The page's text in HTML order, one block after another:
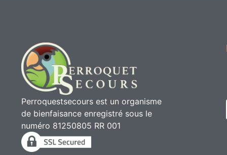
Perroquestsecours est un organisme
de bienfaisance enregistré sous le
numéro 81250805 RR 001